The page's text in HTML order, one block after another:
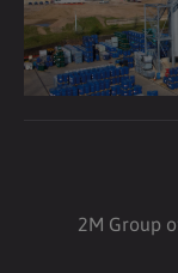
2M Group